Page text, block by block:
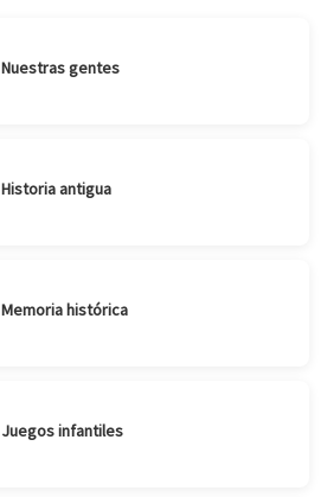
Nuestras gentes
Historia antigua
Memoria histórica
Juegos infantiles